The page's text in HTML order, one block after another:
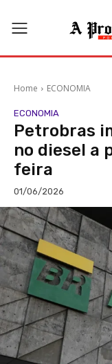
Home ECONOMIA
ECONOMIA
Petrobras
no diesel a
feira
01/06/2026